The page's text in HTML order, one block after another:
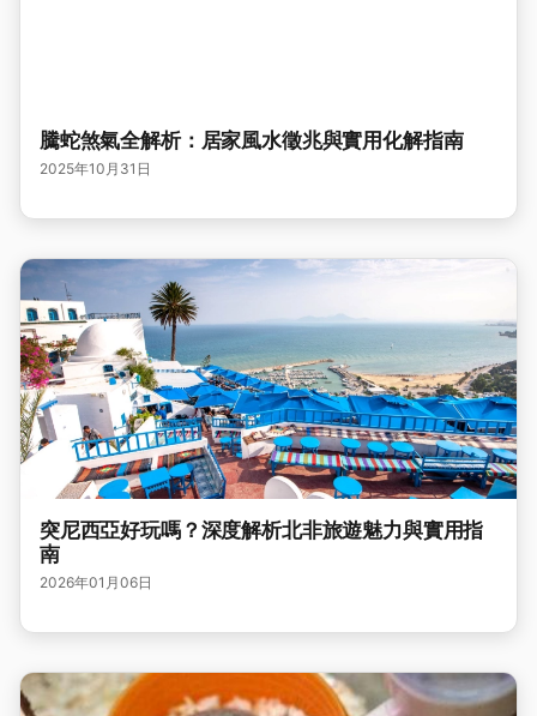
騰蛇煞氣全解析：居家風水徵兆與實用化解指南
2025年10月31日
突尼西亞好玩嗎？深度解析北非旅遊魅力與實用指
南
2026年01月06日